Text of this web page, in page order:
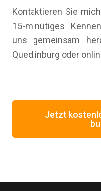
Kontaktieren Sie
15-minütiges
uns gemeinsam
Quedlinburg oder
Jetzt